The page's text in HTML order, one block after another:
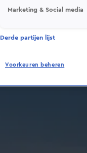
Marketing & Social media
Derde partijen lijst
Voorkeuren beheren